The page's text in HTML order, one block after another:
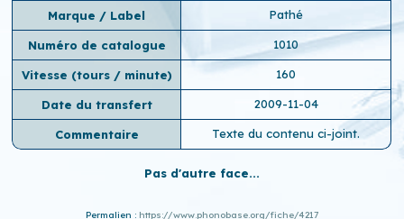
Marque / Label Pathé
Numéro de catalogue 1010
Vitesse (tours / minute) 160
Date du transfert 2009-11-04
Commentaire Texte du contenu ci-joint.
Pas d'autre face...
Permalien : https://www.phonobase.org/fiche/4217